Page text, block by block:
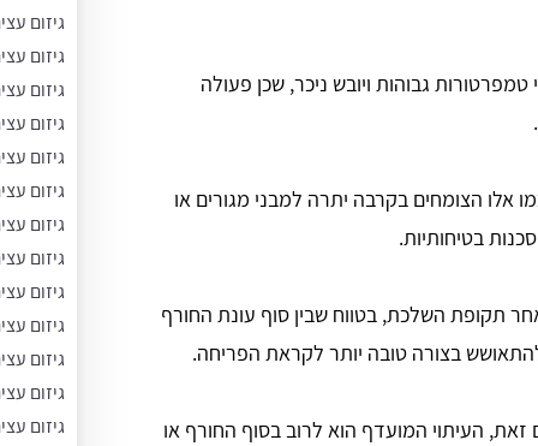
גבוהות ויובש ניכר, שכן פעולה
אלו הצומחים בקרבה יתרה למבני מגורים או
בטיחותיות.
תקופת השלכת, בטווח שבין סוף עונת החורף
בצורה טובה יותר לקראת הפריחה.
זאת, העיתוי המועדף הוא לרוב בסוף החורף או
גיזום
גיזום
גיזום
גיזום
גיזום
גיזום
גיזום
גיזום
גיזום
גיזום
גיזום
גיזום
גיזום